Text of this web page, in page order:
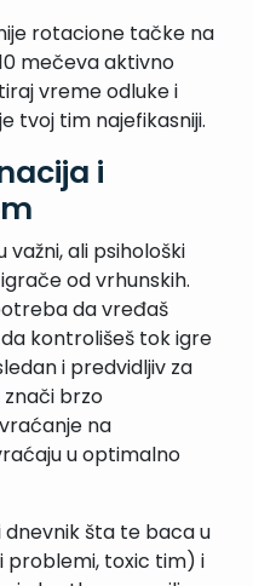
rotacione tačke na
mečeva aktivno
vreme odluke i
tvoj tim najefikasniji.
i
važni, ali psihološki
od vrhunskih.
da vređaš
kontrolišeš tok igre
i predvidljiv za
brzo
na
u optimalno
dnevnik šta te baca u
problemi, toxic tim) i